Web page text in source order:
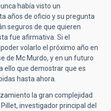
había visto un
años de oficio y su pregunta
seguros de que quieren
fue afirmativa. Si el
volarlo el próximo año en
de Mc Murdo, y en un futuro
ello que demostrar que es
hasta ahora.
la gran complejidad
investigador principal del